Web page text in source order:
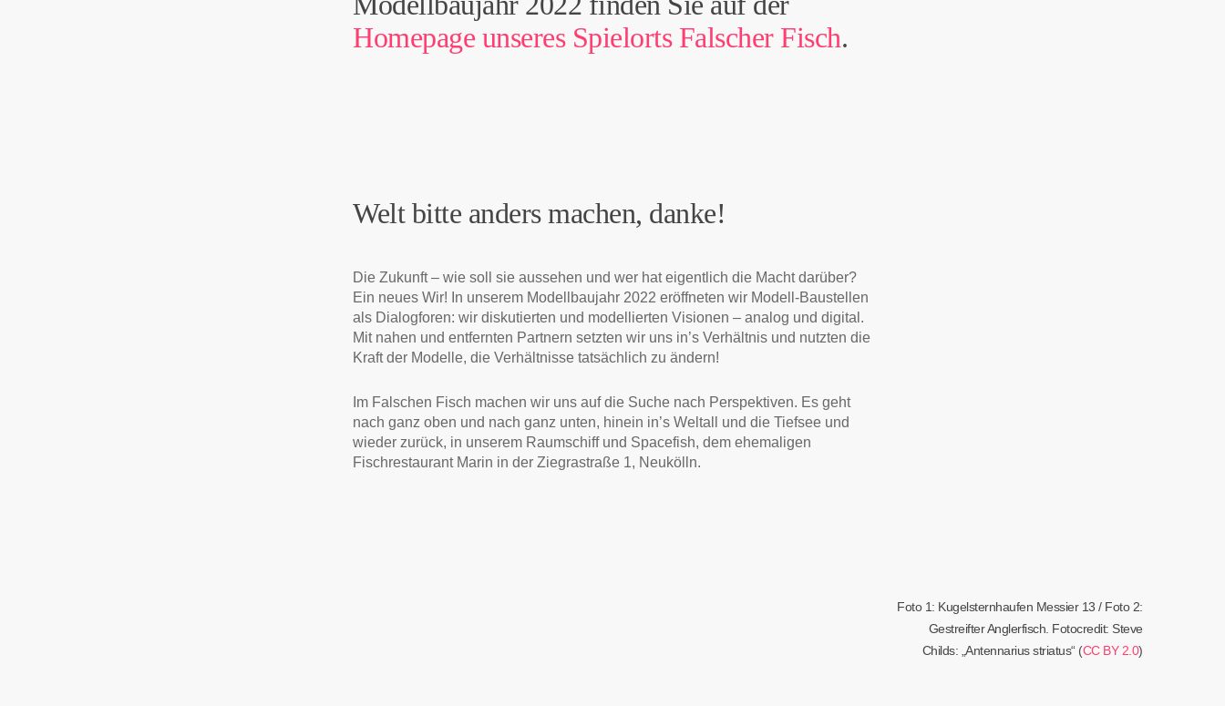
Homepage unseres Spielorts Falscher Fisch.
Welt bitte anders machen, danke!
Die Zukunft – wie soll sie aussehen und wer hat eigentlich die Macht darüber?
Ein neues Wir! In unserem Modellbaujahr 2022 eröffneten wir Modell-Baustellen
als Dialogforen: wir diskutierten und modellierten Visionen – analog und digital.
Mit nahen und entfernten Partnern setzten wir uns in’s Verhältnis und nutzten die
Kraft der Modelle, die Verhältnisse tatsächlich zu ändern!
Im Falschen Fisch machen wir uns auf die Suche nach Perspektiven. Es geht
nach ganz oben und nach ganz unten, hinein in’s Weltall und die Tiefsee und
wieder zurück, in unserem Raumschiff und Spacefish, dem ehemaligen
Fischrestaurant Marin in der Ziegrastraße 1, Neukölln.
Foto 1: Kugelsternhaufen Messier 13 / Foto 2:
Gestreifter Anglerfisch. Fotocredit: Steve
Childs: „Antennarius striatus“ (CC BY 2.0)